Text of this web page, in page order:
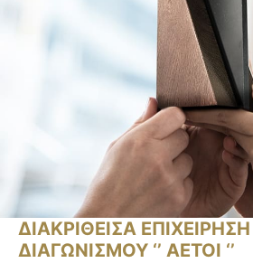
ΔΙΑΚΡΙΘΕΙΣΑ
ΔΙΑΓΩΝΙΣΜΟΥ ‘’ ΑΕΤΟΙ ‘’